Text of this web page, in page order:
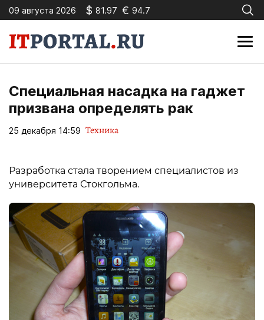
09 августа 2026 $ 81.97 € 94.7
Специальная насадка на гаджет
призвана определять рак
25 декабря 14:59 Техника
Разработка стала творением специалистов из
университета Стокгольма.